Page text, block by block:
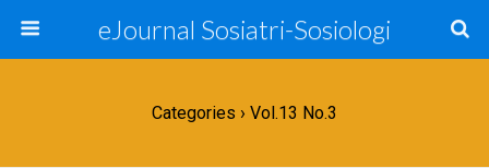
eJournal Sosiatri-Sosiologi
Categories › Vol.13 No.3